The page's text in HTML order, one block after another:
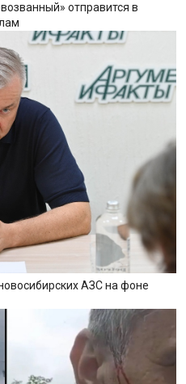
отправится в
АЗС на фоне